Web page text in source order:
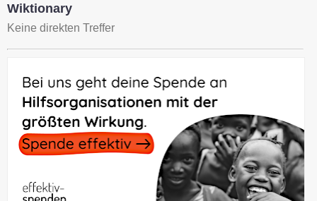
Wiktionary
Keine direkten Treffer